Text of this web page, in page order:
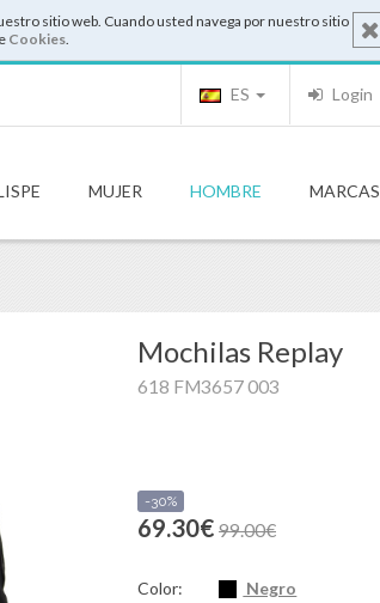
sitio web. Cuando usted navega por nuestro sitio
Cookies.
Login
ES
MUJER HOMBRE MARCAS
Mochilas Replay
618 FM3657 003
-30%
69.30€ 99.00€
Color: Negro